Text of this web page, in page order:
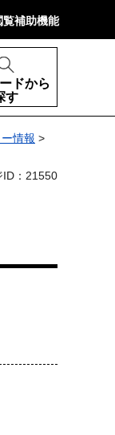
覧補助機能
ドから
す
情報 >
ID：21550